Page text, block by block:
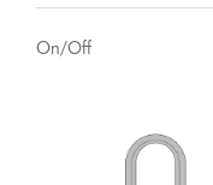
On/Off